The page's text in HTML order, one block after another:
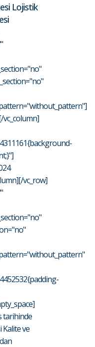
Lojistik
vc_column]
vc_row]
tarihinde
Kalite ve